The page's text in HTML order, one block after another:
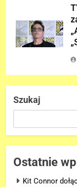
Szukaj
Ostatnie
Kit Connor